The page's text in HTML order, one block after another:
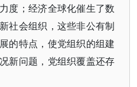
度；经济全球化催生了数
社会组织，这些非公有制
的特点，使党组织的组建
新问题，党组织覆盖还存